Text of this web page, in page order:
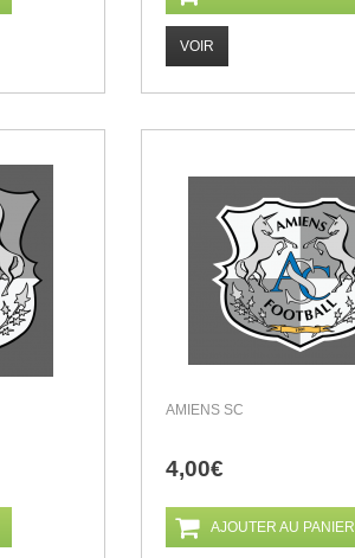
VOIR
AMIENS SC
4,00€
AJOUTER AU PANIER